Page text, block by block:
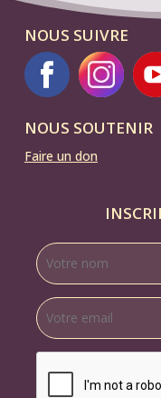
compagnie
EA
NOUS SUIVRE
NOUS SOUTENIR
Faire un don